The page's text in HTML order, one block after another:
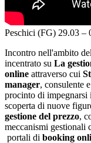
Peschici (FG) 29.03 –
Incontro nell'ambito
incentrato su La
online attraverso cui
manager, consulente
procinto di impegnarsi
scoperta di nuove
gestione del prezzo,
meccanismi gestionali
portali di booking